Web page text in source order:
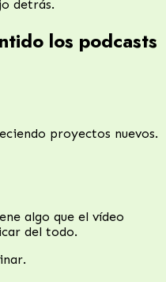
detrás.
los podcasts
proyectos nuevos.
algo que el vídeo
del todo.